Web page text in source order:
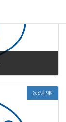
次の記事